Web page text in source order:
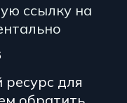
ссылку на
для